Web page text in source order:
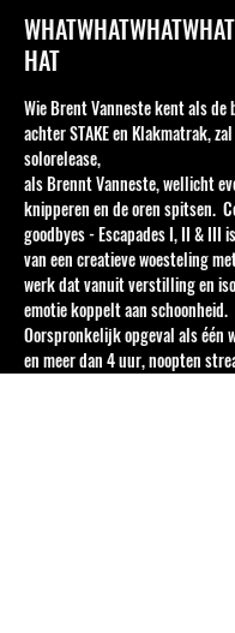
HAT
Wie Brent Vanneste kent als
achter STAKE en Klakmatrak,
solorelease,
als Brennt Vanneste, wellicht
knipperen en de oren spitsen.
goodbyes - Escapades I, II & III
van een creatieve woesteling
werk dat vanuit verstilling en
emotie koppelt aan schoonheid.
Oorspronkelijk opgeval als één
en meer dan 4 uur, noopten